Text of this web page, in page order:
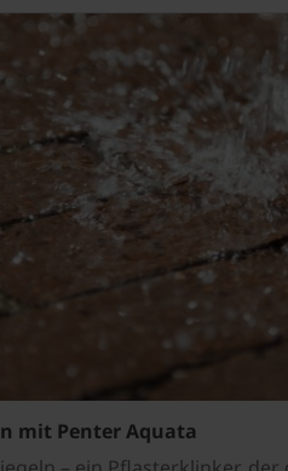
mit Penter Aquata